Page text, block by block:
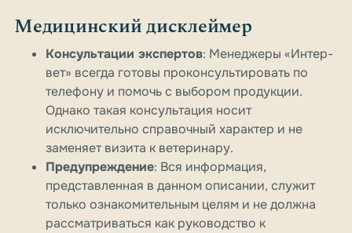
Медицинский дисклеймер
Консультации экспертов: Менеджеры «Интер-
вет» всегда готовы проконсультировать по
телефону и помочь с выбором продукции.
Однако такая консультация носит
исключительно справочный характер и не
заменяет визита к ветеринару.
Предупреждение: Вся информация,
представленная в данном описании, служит
только ознакомительным целям и не должна
рассматриваться как руководство к